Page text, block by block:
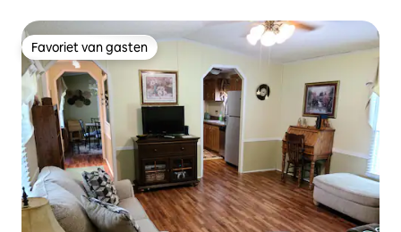
Favoriet van gasten
Favoriet van gasten